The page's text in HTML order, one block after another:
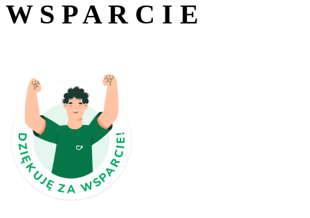
W S P A R C I E